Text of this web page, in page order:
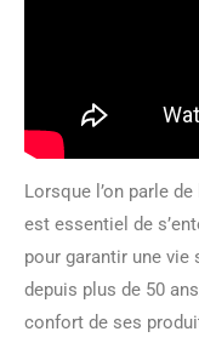
Lorsque l’on parle de
est essentiel de
pour garantir une vie
depuis plus de 50
confort de ses